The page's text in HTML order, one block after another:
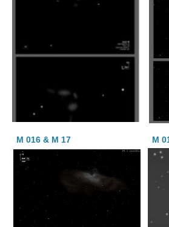
M 016 & M 17 M